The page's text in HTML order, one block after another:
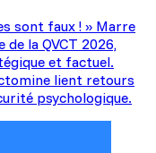
sont faux ! » Marre
la QVCT 2026,
et factuel.
lient retours
psychologique.